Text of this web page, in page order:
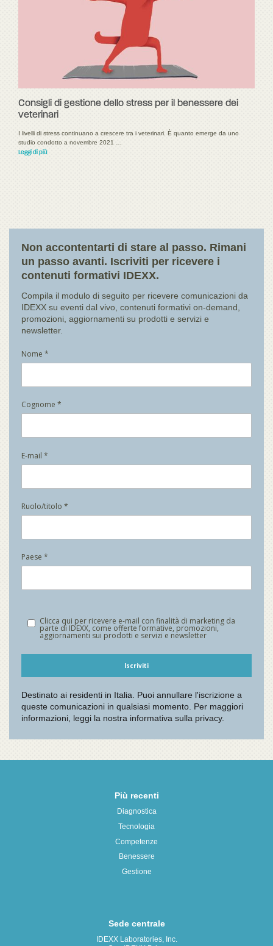
Consigli di gestione dello stress per il benessere dei
veterinari
I livelli di stress continuano a crescere tra i veterinari. È quanto emerge da uno
studio condotto a novembre 2021 …
Leggi di più
Non accontentarti di stare al passo. Rimani
un passo avanti. Iscriviti per ricevere i
contenuti formativi IDEXX.
Più recenti
Diagnostica
Tecnologia
Competenze
Benessere
Gestione
Sede centrale
IDEXX Laboratories, Inc.